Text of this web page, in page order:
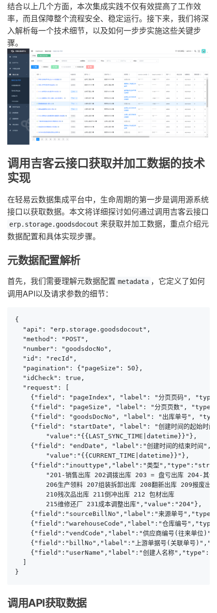
结合以上几个方面，本次集成实践不仅有效提高了工作效
率，而且保障整个流程安全、稳定运行。接下来，我们将深
入解析每一个技术细节，以及如何一步步实施这些关键步
骤。
调用吉客云接口获取并加工数据的技术
实现
在轻易云数据集成平台中，生命周期的第一步是调用源系统
接口以获取数据。本文将详细探讨如何通过调用吉客云接口
erp.storage.goodsdocout 来获取并加工数据，重点介绍元
数据配置和具体实现步骤。
元数据配置解析
首先，我们需要理解元数据配置 metadata ，它定义了如何
调用API以及请求参数的细节：
{
  "api": "erp.storage.goodsdocout",
  "method": "POST",
  "number": "goodsdocNo",
  "id": "recId",
  "pagination": {"pageSize": 50},
  "idCheck": true,
  "request": [
{"field": "pageIndex", "label": "分页页码",
{"field": "pageSize", "label": "分页页数",
{"field": "goodsDocNo", "label": "出库单号",
{"field": "startDate", "label": "创建时间的起始时
        "value":"{{LAST_SYNC_TIME|datetime}}"},
{"field": "endDate", "label":"创建时间的结束时间
        "value":"{{CURRENT_TIME|datetime}}"},
{"field":"inouttype","label":"类型
"201-销售出库 202调拨出库 203 = 盘亏出库 204-其
206生产领料 207组装拆卸出库 208翻新出库 209报废出
        210残次品出库 211倒冲出库 212 包材出库
        215维修还厂 231成本调整出库","value":"204"},
{"field":"sourceBillNo","label":"来源单号
{"field":"warehouseCode","label":"仓库编号
{"field":"vendCode","label":"供应商编号(往来单位
{"field":"billNo","label":"上游单据号(关联单号
{"field":"userName","label":"创建人名称
}
调用API获取数据